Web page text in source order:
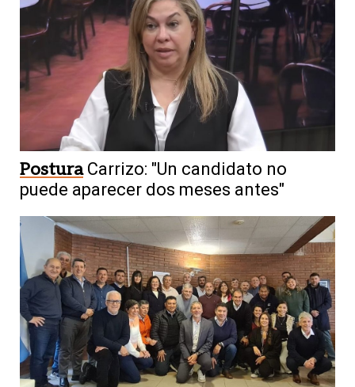
Postura Carrizo: "Un candidato no
puede aparecer dos meses antes"